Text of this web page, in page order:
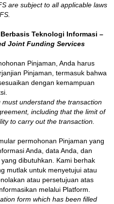
are subject to all applicable laws
Teknologi Informasi –
Joint Funding Services
Pinjaman, Anda harus
Pinjaman, termasuk bahwa
dengan kemampuan
understand the transaction
including that the limit of
to carry out the transaction.
permohonan Pinjaman yang
Anda, data Anda, dan
dibutuhkan. Kami berhak
mutlak untuk menyetujui atau
atau persetujuan atas
melalui Platform.
form which has been filled